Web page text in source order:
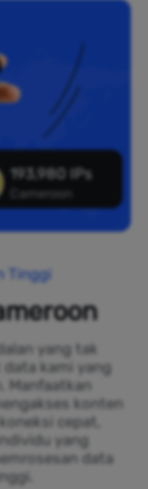
193,980 IPs
Cameroon
Tinggi
yang tak
kami yang
Manfaatkan
konten
cepat,
yang
data